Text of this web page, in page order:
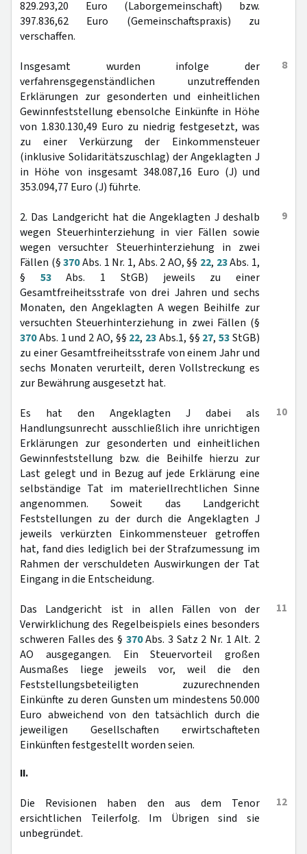
829.293,20 Euro (Laborgemeinschaft) bzw.
397.836,62 Euro (Gemeinschaftspraxis) zu
verschaffen.
8
Insgesamt wurden infolge der
verfahrensgegenständlichen unzutreffenden
Erklärungen zur gesonderten und einheitlichen
Gewinnfeststellung ebensolche Einkünfte in Höhe
von 1.830.130,49 Euro zu niedrig festgesetzt, was
zu einer Verkürzung der Einkommensteuer
(inklusive Solidaritätszuschlag) der Angeklagten J
in Höhe von insgesamt 348.087,16 Euro (J) und
353.094,77 Euro (J) führte.
9
2. Das Landgericht hat die Angeklagten J deshalb
wegen Steuerhinterziehung in vier Fällen sowie
wegen versuchter Steuerhinterziehung in zwei
Fällen (§370Abs. 1 Nr. 1, Abs. 2 AO, §§ 22, 23Abs. 1,
§ 53Abs. 1 StGB) jeweils zu einer
Gesamtfreiheitsstrafe von drei Jahren und sechs
Monaten, den Angeklagten A wegen Beihilfe zur
versuchten Steuerhinterziehung in zwei Fällen (§
370Abs. 1 und 2 AO, §§ 22, 23Abs.1, §§ 27,53StGB)
zu einer Gesamtfreiheitsstrafe von einem Jahr und
sechs Monaten verurteilt, deren Vollstreckung es
zur Bewährung ausgesetzt hat.
10
Es hat den Angeklagten J dabei als
Handlungsunrecht ausschließlich ihre unrichtigen
Erklärungen zur gesonderten und einheitlichen
Gewinnfeststellung bzw. die Beihilfe hierzu zur
Last gelegt und in Bezug auf jede Erklärung eine
selbständige Tat im materiellrechtlichen Sinne
angenommen. Soweit das Landgericht
Feststellungen zu der durch die Angeklagten J
jeweils verkürzten Einkommensteuer getroffen
hat, fand dies lediglich bei der Strafzumessung im
Rahmen der verschuldeten Auswirkungen der Tat
Eingang in die Entscheidung.
11
Das Landgericht ist in allen Fällen von der
Verwirklichung des Regelbeispiels eines besonders
schweren Falles des § 370Abs. 3 Satz 2 Nr. 1 Alt. 2
AO ausgegangen. Ein Steuervorteil großen
Ausmaßes liege jeweils vor, weil die den
Feststellungsbeteiligten zuzurechnenden
Einkünfte zu deren Gunsten um mindestens 50.000
Euro abweichend von den tatsächlich durch die
jeweiligen Gesellschaften erwirtschafteten
Einkünften festgestellt worden seien.
II.
12
Die Revisionen haben den aus dem Tenor
ersichtlichen Teilerfolg. Im Übrigen sind sie
unbegründet.